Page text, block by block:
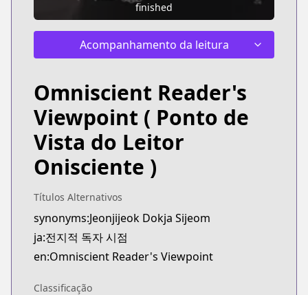
finished
Acompanhamento da leitura
Omniscient Reader's
Viewpoint ( Ponto de
Vista do Leitor
Onisciente )
Títulos Alternativos
synonyms:Jeonjijeok Dokja Sijeom
ja:전지적 독자 시점
en:Omniscient Reader's Viewpoint
Classificação